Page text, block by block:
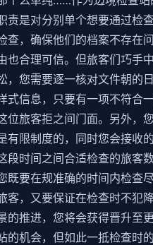
责是对分别单个想要通过检
查，确保他们的档案不存在
也合理可信。但旅客们巧手
，您需要逐一核对文件朝的日
式信息，只要有一项不符合一
位旅客拒之间门面。另外，
有限制度的，同时您会接收
段时间之间合适检查的旅客数
既要在规准确的时间内检查
客，又要保证在检查时不犯
的推进，您将会获得晋升至
的机会，但如此一抵检查时